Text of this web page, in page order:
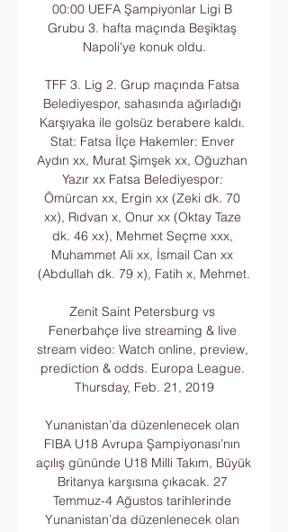
00:00 UEFA Şampiyonlar Ligi B
Grubu 3. hafta maçında Beşiktaş
Napoli'ye konuk oldu.
TFF 3. Lig 2. Grup maçında Fatsa
Belediyespor, sahasında ağırladığı
Karşıyaka ile golsüz berabere kaldı.
Stat: Fatsa İlçe Hakemler: Enver
Aydın xx, Murat Şimşek xx, Oğuzhan
Yazır xx Fatsa Belediyespor:
Ömürcan xx, Ergin xx (Zeki dk. 70
xx), Rıdvan x, Onur xx (Oktay Taze
dk. 46 xx), Mehmet Seçme xxx,
Muhammet Ali xx, İsmail Can xx
(Abdullah dk. 79 x), Fatih x, Mehmet.
Zenit Saint Petersburg vs
Fenerbahçe live streaming & live
stream video: Watch online, preview,
prediction & odds. Europa League.
Thursday, Feb. 21, 2019
Yunanistan’da düzenlenecek olan
FIBA U18 Avrupa Şampiyonası’nın
açılış gününde U18 Milli Takım, Büyük
Britanya karşısına çıkacak. 27
Temmuz-4 Ağustos tarihlerinde
Yunanistan’da düzenlenecek olan